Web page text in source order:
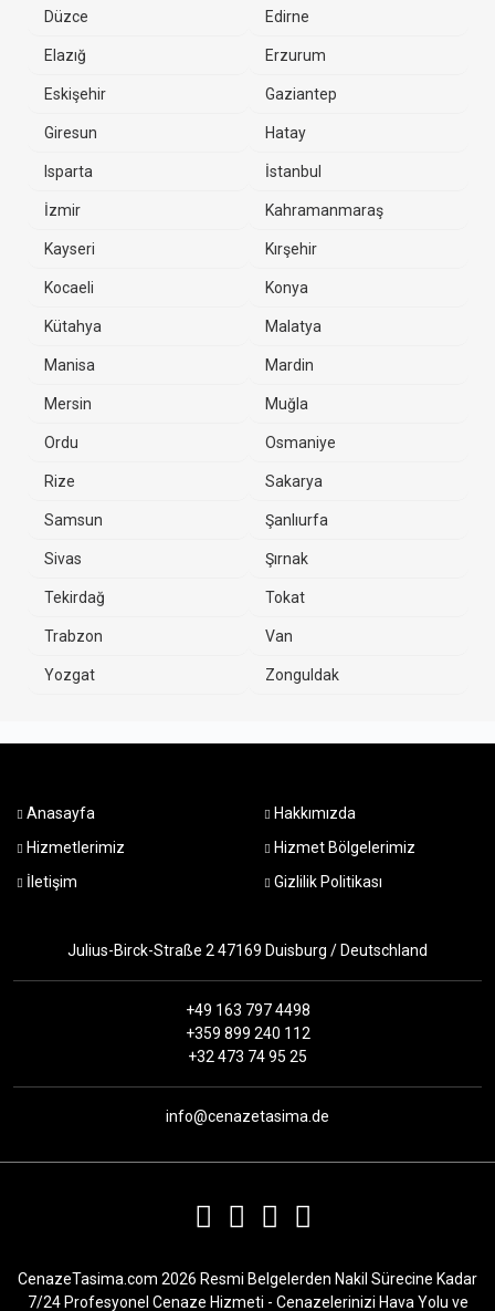
Düzce Edirne
Elazığ Erzurum
Eskişehir Gaziantep
Giresun Hatay
Isparta İstanbul
İzmir Kahramanmaraş
Kayseri Kırşehir
Kocaeli Konya
Kütahya Malatya
Manisa Mardin
Mersin Muğla
Ordu Osmaniye
Rize Sakarya
Samsun Şanlıurfa
Sivas Şırnak
Tekirdağ Tokat
Trabzon Van
Yozgat Zonguldak
Anasayfa
Hakkımızda
Hizmetlerimiz
Hizmet Bölgelerimiz
İletişim
Gizlilik Politikası
Julius-Birck-Straße 2 47169 Duisburg / Deutschland
+49 163 797 4498
+359 899 240 112
+32 473 74 95 25
info@cenazetasima.de
CenazeTasima.com 2026 Resmi Belgelerden Nakil Sürecine Kadar
7/24 Profesyonel Cenaze Hizmeti - Cenazelerinizi Hava Yolu ve